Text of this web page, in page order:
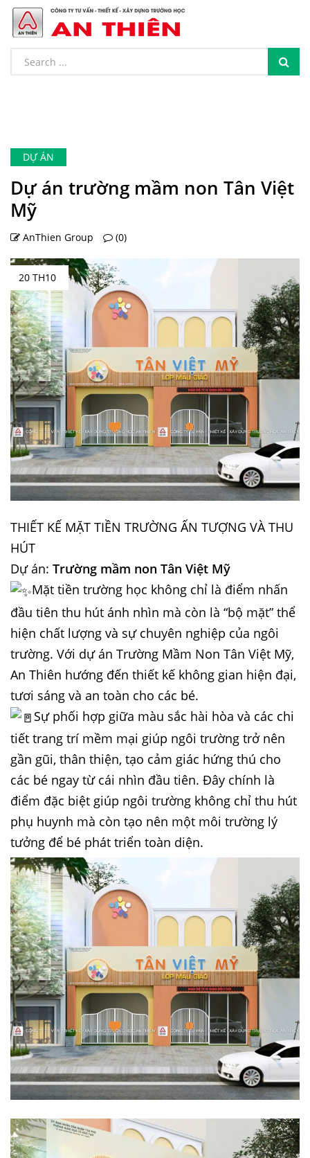
DỰ ÁN
Dự án trường mầm non Tân Việt
Mỹ
AnThien Group (0)
20 TH10
THIẾT KẾ MẶT TIỀN TRƯỜNG ẤN TƯỢNG VÀ THU
HÚT
Dự án: Trường mầm non Tân Việt Mỹ
Mặt tiền trường học không chỉ là điểm nhấn
đầu tiên thu hút ánh nhìn mà còn là “bộ mặt” thể
hiện chất lượng và sự chuyên nghiệp của ngôi
trường. Với dự án Trường Mầm Non Tân Việt Mỹ,
An Thiên hướng đến thiết kế không gian hiện đại,
tươi sáng và an toàn cho các bé.
Sự phối hợp giữa màu sắc hài hòa và các chi
tiết trang trí mềm mại giúp ngôi trường trở nên
gần gũi, thân thiện, tạo cảm giác hứng thú cho
các bé ngay từ cái nhìn đầu tiên. Đây chính là
điểm đặc biệt giúp ngôi trường không chỉ thu hút
phụ huynh mà còn tạo nên một môi trường lý
tưởng để bé phát triển toàn diện.